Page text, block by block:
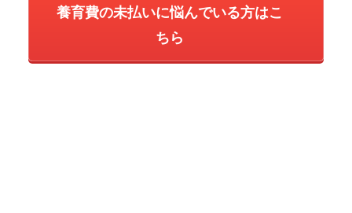
養育費の未払いに悩んでいる方はこ
ちら